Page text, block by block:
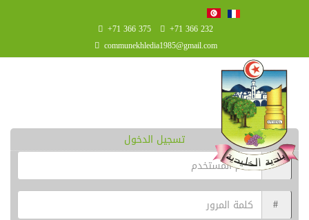
+71 366 375
+71 366 232
communekhledia1985@gmail.com
تسجيل الدخول